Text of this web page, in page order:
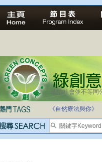
法治社會並不等同
《自然療法與你》